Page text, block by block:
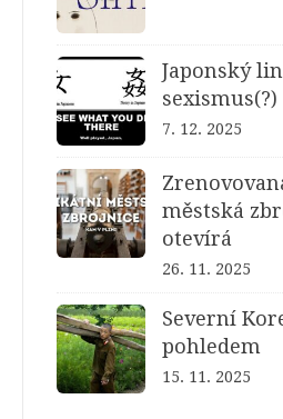
Japonský
sexismus(?)
7. 12. 2025
městská
otevírá
26. 11. 2025
Severní
pohledem
15. 11. 2025